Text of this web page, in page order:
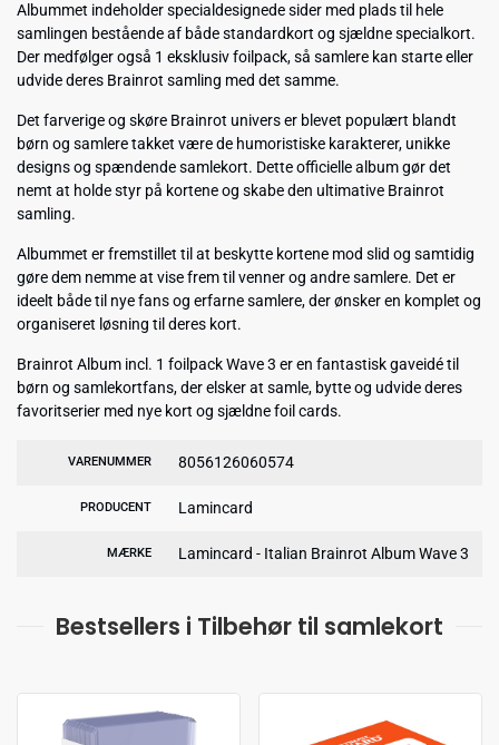
Albummet indeholder specialdesignede sider med plads til hele
samlingen bestående af både standardkort og sjældne specialkort.
Der medfølger også 1 eksklusiv foilpack, så samlere kan starte eller
udvide deres Brainrot samling med det samme.
Det farverige og skøre Brainrot univers er blevet populært blandt
børn og samlere takket være de humoristiske karakterer, unikke
designs og spændende samlekort. Dette officielle album gør det
nemt at holde styr på kortene og skabe den ultimative Brainrot
samling.
Albummet er fremstillet til at beskytte kortene mod slid og samtidig
gøre dem nemme at vise frem til venner og andre samlere. Det er
ideelt både til nye fans og erfarne samlere, der ønsker en komplet og
organiseret løsning til deres kort.
Brainrot Album incl. 1 foilpack Wave 3 er en fantastisk gaveidé til
børn og samlekortfans, der elsker at samle, bytte og udvide deres
favoritserier med nye kort og sjældne foil cards.
VARENUMMER 8056126060574
PRODUCENT Lamincard
MÆRKE Lamincard - Italian Brainrot Album Wave 3
Bestsellers i Tilbehør til samlekort